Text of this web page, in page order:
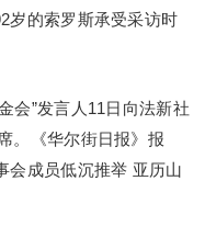
岁的索罗斯承受采访时
会”发言人11日向法新社
。《华尔街日报》报
会成员低沉推举 亚历山